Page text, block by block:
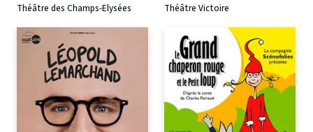
Théâtre des Champs-Elysées Théâtre Victoire